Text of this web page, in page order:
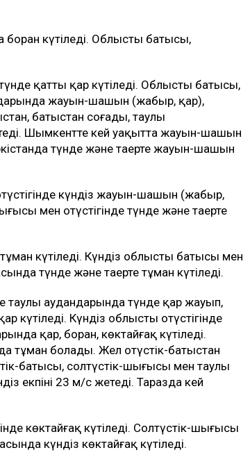
күтіледі. Облыстың батысы,
қатты қар күтіледі. Облыстың батысы,
жауын-шашын (жаңбыр, қар),
батыстан соғады, таулы
Шымкентте кей уақытта жауын-шашын
түнде және таңертең жауын-шашын
күндіз жауын-шашын (жаңбыр,
мен оңтүстігінде түнде және таңертең
күтіледі. Күндіз облыстың батысы мен
түнде және таңертең тұман күтіледі.
таулы аудандарында түнде қар жауып,
Күндіз облыстың оңтүстігінде
қар, боран, көктайғақ күтіледі.
тұман болады. Жел оңтүстік-батыстан
батысы, солтүстік-шығысы мен таулы
екпіні 23 м/с жетеді. Таразда кей
көктайғақ күтіледі. Солтүстік-шығысы
күндіз көктайғақ күтіледі.